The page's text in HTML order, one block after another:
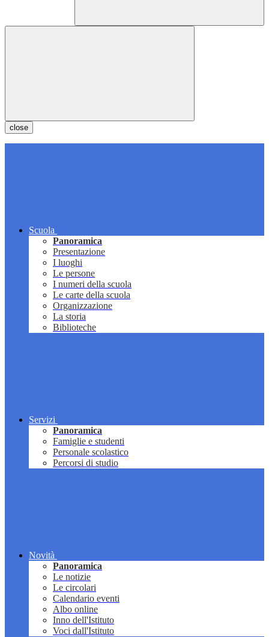
close
Scuola
Panoramica
Presentazione
I luoghi
Le persone
I numeri della scuola
Le carte della scuola
Organizzazione
La storia
Biblioteche
Servizi
Panoramica
Famiglie e studenti
Personale scolastico
Percorsi di studio
Novità
Panoramica
Le notizie
Le circolari
Calendario eventi
Albo online
Inno dell'Istituto
Voci dall'Istituto